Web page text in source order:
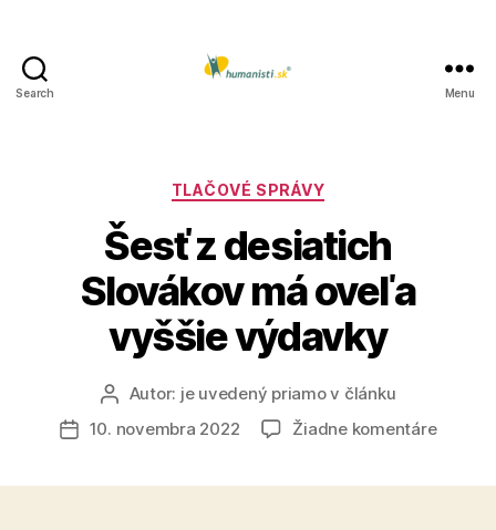
Search Menu
Kategórie
TLAČOVÉ SPRÁVY
Šesť z desiatich
Slovákov má oveľa
vyššie výdavky
AutorAutor: je uvedený priamo v článku
Dátum
10. novembra 2022 Žiadne komentárena